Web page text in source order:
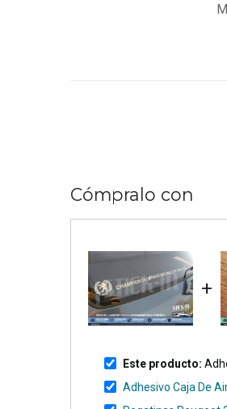
Cómpralo con
+
Este producto:
Adhesivo Caja De